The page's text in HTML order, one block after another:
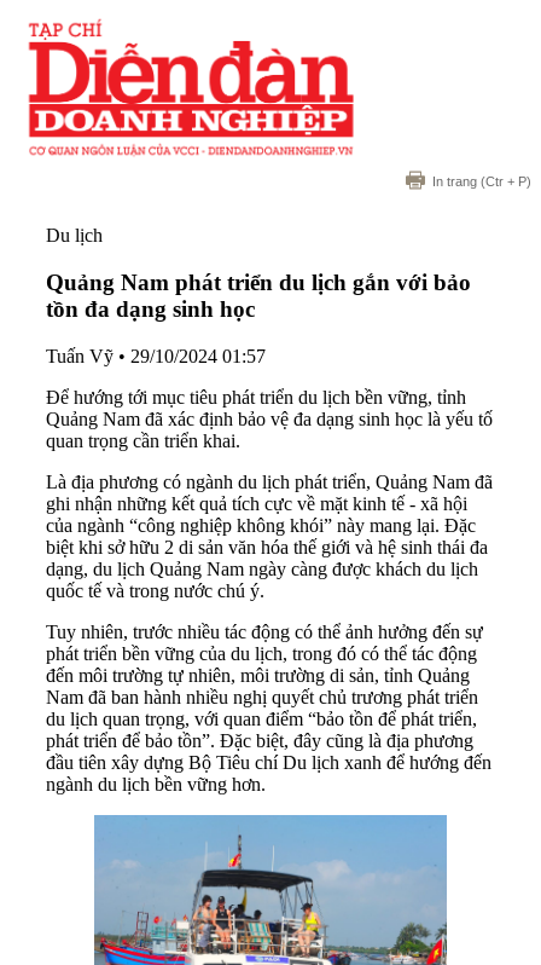
In trang (Ctr + P)
Du lịch
Quảng Nam phát triển du lịch gắn với bảo
tồn đa dạng sinh học
Tuấn Vỹ • 29/10/2024 01:57
Để hướng tới mục tiêu phát triển du lịch bền vững, tỉnh
Quảng Nam đã xác định bảo vệ đa dạng sinh học là yếu tố
quan trọng cần triển khai.
Là địa phương có ngành du lịch phát triển, Quảng Nam đã
ghi nhận những kết quả tích cực về mặt kinh tế - xã hội
của ngành “công nghiệp không khói” này mang lại. Đặc
biệt khi sở hữu 2 di sản văn hóa thế giới và hệ sinh thái đa
dạng, du lịch Quảng Nam ngày càng được khách du lịch
quốc tế và trong nước chú ý.
Tuy nhiên, trước nhiều tác động có thể ảnh hưởng đến sự
phát triển bền vững của du lịch, trong đó có thể tác động
đến môi trường tự nhiên, môi trường di sản, tỉnh Quảng
Nam đã ban hành nhiều nghị quyết chủ trương phát triển
du lịch quan trọng, với quan điểm “bảo tồn để phát triển,
phát triển để bảo tồn”. Đặc biệt, đây cũng là địa phương
đầu tiên xây dựng Bộ Tiêu chí Du lịch xanh để hướng đến
ngành du lịch bền vững hơn.